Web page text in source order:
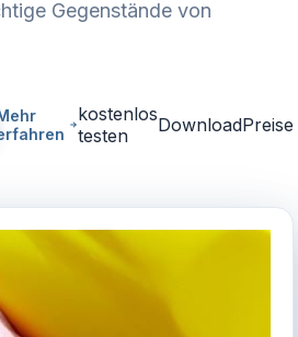
Gegenstände von
kostenlos
testen
DownloadPreise